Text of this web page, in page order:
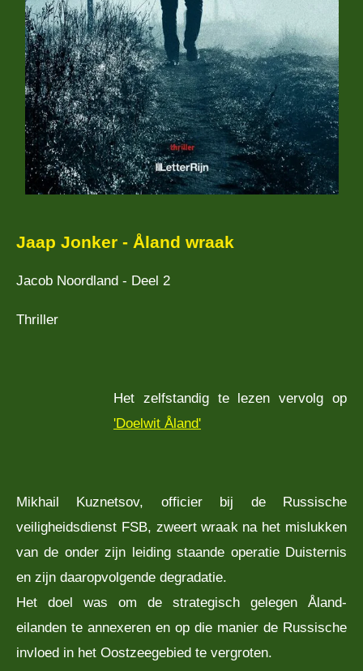
Jaap Jonker - Åland wraak
Jacob Noordland - Deel 2
Thriller
Het zelfstandig te lezen vervolg op
'Doelwit Åland'
Mikhail Kuznetsov, officier bij de Russische
veiligheidsdienst FSB, zweert wraak na het mislukken
van de onder zijn leiding staande operatie Duisternis
en zijn daaropvolgende degradatie.
Het doel was om de strategisch gelegen Åland-
eilanden te annexeren en op die manier de Russische
invloed in het Oostzeegebied te vergroten.